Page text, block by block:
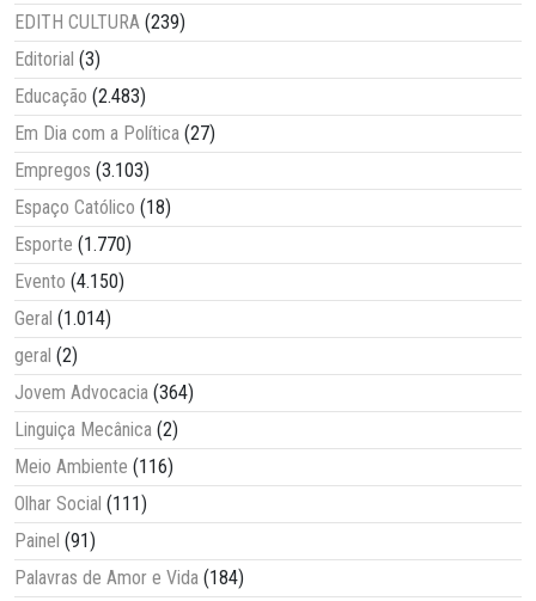
EDITH CULTURA (239)
Editorial (3)
Educação (2.483)
Em Dia com a Política (27)
Empregos (3.103)
Espaço Católico (18)
Esporte (1.770)
Evento (4.150)
Geral (1.014)
geral (2)
Jovem Advocacia (364)
Linguiça Mecânica (2)
Meio Ambiente (116)
Olhar Social (111)
Painel (91)
Palavras de Amor e Vida (184)